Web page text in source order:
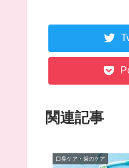
関連記事
口臭ケア・歯のケア